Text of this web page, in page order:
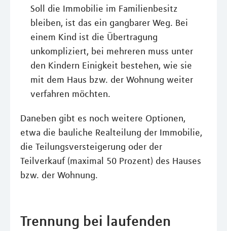
Soll die Immobilie im Familienbesitz
bleiben, ist das ein gangbarer Weg. Bei
einem Kind ist die Übertragung
unkompliziert, bei mehreren muss unter
den Kindern Einigkeit bestehen, wie sie
mit dem Haus bzw. der Wohnung weiter
verfahren möchten.
Daneben gibt es noch weitere Optionen,
etwa die bauliche Realteilung der Immobilie,
die Teilungsversteigerung oder der
Teilverkauf (maximal 50 Prozent) des Hauses
bzw. der Wohnung.
Trennung bei laufenden